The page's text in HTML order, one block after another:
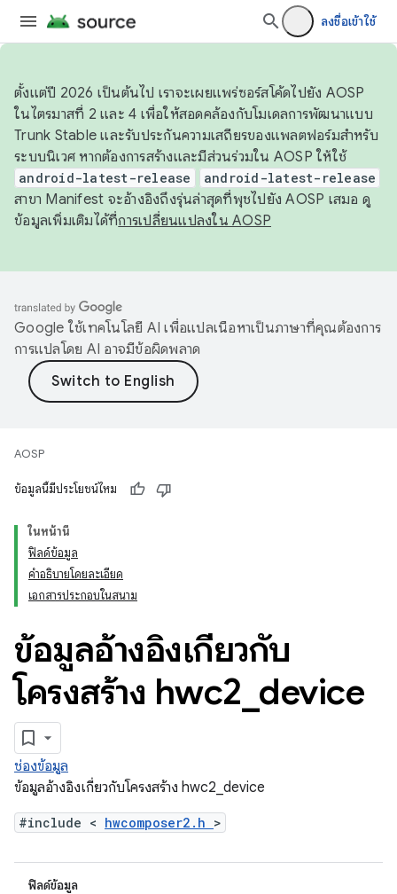
ลงชื่อเข้าใช้
ตั้งแต่ปี 2026 เป็นต้นไป เราจะเผยแพร่ซอร์สโค้ดไปยัง AOSP
ในไตรมาสที่ 2 และ 4 เพื่อให้สอดคล้องกับโมเดลการพัฒนาแบบ
Trunk Stable และรับประกันความเสถียรของแพลตฟอร์มสำหรับ
ระบบนิเวศ หากต้องการสร้างและมีส่วนร่วมใน AOSP ให้ใช้
android-latest-release android-latest-release
สาขา Manifest จะอ้างอิงถึงรุ่นล่าสุดที่พุชไปยัง AOSP เสมอ ดู
ข้อมูลเพิ่มเติมได้ที่การเปลี่ยนแปลงใน AOSP
Google ใช้เทคโนโลยี AI เพื่อแปลเนื้อหาเป็นภาษาที่คุณต้องการ
การแปลโดย AI อาจมีข้อผิดพลาด
AOSP
ข้อมูลนี้มีประโยชน์ไหม
ในหน้านี้
ฟิลด์ข้อมูล
คำอธิบายโดยละเอียด
เอกสารประกอบในสนาม
ข้อมูลอ้างอิงเกี่ยวกับ
โครงสร้าง hwc2 device
ช่องข้อมูล
ข้อมูลอ้างอิงเกี่ยวกับโครงสร้าง hwc2_device
#include < hwcomposer2.h >
ฟิลด์ข้อมูล